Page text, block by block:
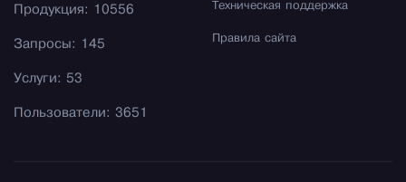
Техническая поддержка
Правила сайта
Продукция: 10556
Запросы: 145
Услуги: 53
Пользователи: 3651